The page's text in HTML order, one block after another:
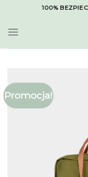
content
100%
Promocja!